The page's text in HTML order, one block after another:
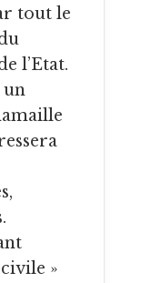
tout le
l’Etat.
un
»